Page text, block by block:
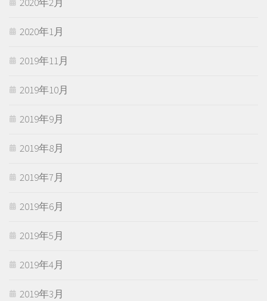
2020年1月
2019年11月
2019年10月
2019年9月
2019年8月
2019年7月
2019年6月
2019年5月
2019年4月
2019年3月